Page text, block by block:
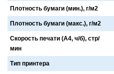
Плотность бумаги (мин.), г/м2
Плотность бумаги (макс.), г/м2
Скорость печати (А4, ч/б), стр/
мин
Тип принтера